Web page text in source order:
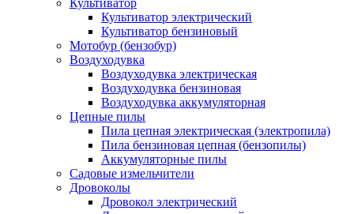
Культиватор
Культиватор электрический
Культиватор бензиновый
Мотобур (бензобур)
Воздуходувка
Воздуходувка электрическая
Воздуходувка бензиновая
Воздуходувка аккумуляторная
Цепные пилы
Пила цепная электрическая (электропила)
Пила бензиновая цепная (бензопилы)
Аккумуляторные пилы
Садовые измельчители
Дровоколы
Дровокол электрический